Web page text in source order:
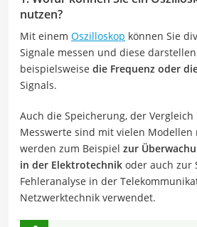
nutzen?
Mit einem Oszilloskop können Sie
Signale messen und diese
beispielsweise die Frequenz oder
Signals.
Auch die Speicherung, der
Messwerte sind mit vielen Modellen
werden zum Beispiel zur
in der Elektrotechnik oder auch zur
Fehleranalyse in der
Netzwerktechnik verwendet.